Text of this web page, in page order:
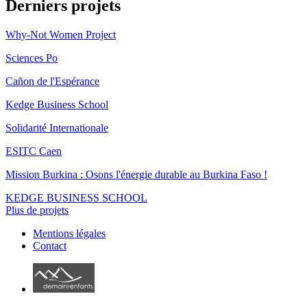
Derniers projets
Why-Not Women Project
Sciences Po
Cañon de l'Espérance
Kedge Business School
Solidarité Internationale
ESITC Caen
Mission Burkina : Osons l'énergie durable au Burkina Faso !
KEDGE BUSINESS SCHOOL
Plus de projets
Mentions légales
Contact